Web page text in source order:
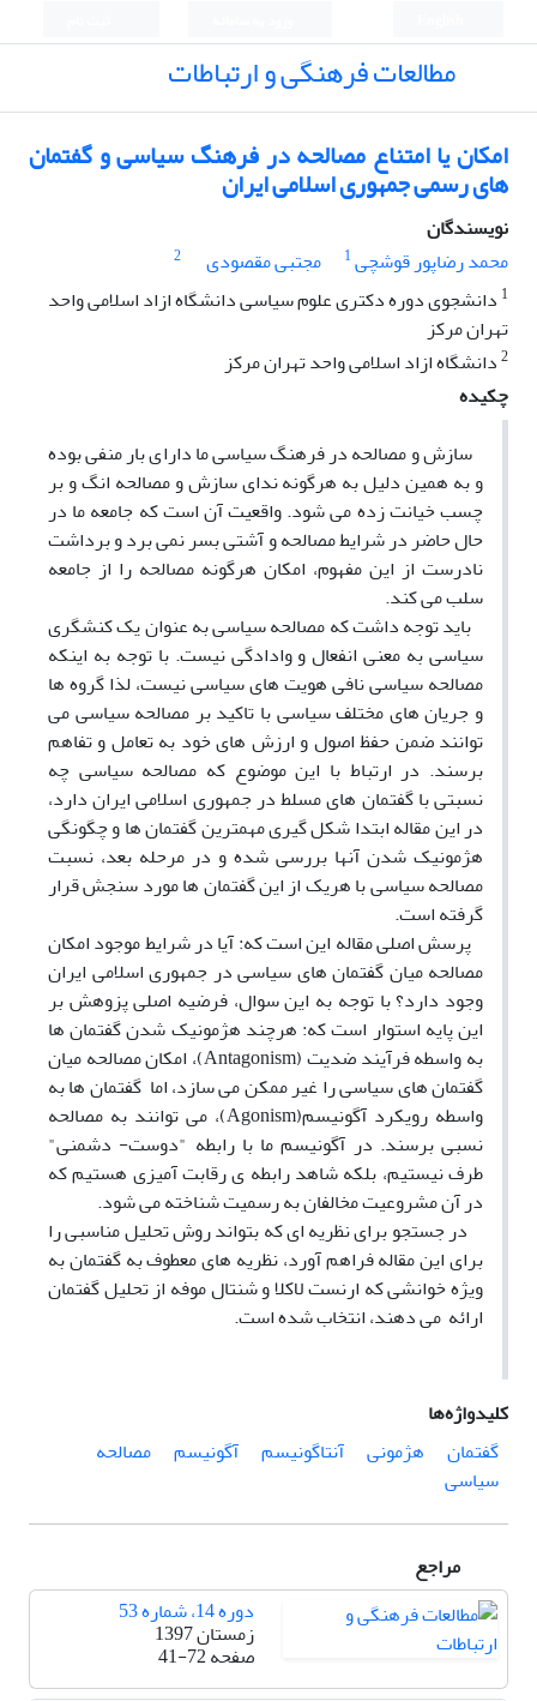
مطالعات فرهنگی و ارتباطات
امکان یا امتناع مصالحه در فرهنگ سیاسی و گفتمان
های رسمی جمهوری اسلامی ایران
نویسندگان
محمد رضاپور قوشچی1 مجتبی مقصودی
2
1 دانشجوی دوره دکتری علوم سیاسی دانشگاه ازاد اسلامی واحد
تهران مرکز
2دانشگاه ازاد اسلامی واحد تهران مرکز
چکیده
سازش و مصالحه در فرهنگ سیاسی ما دارای بار منفی بوده
و به همین دلیل به هرگونه ندای سازش و مصالحه انگ و بر
چسب خیانت زده می شود. واقعیت آن است که جامعه ما در
حال حاضر در شرایط مصالحه و آشتی بسر نمی برد و برداشت
نادرست از این مفهوم، امکان هرگونه مصالحه را از جامعه
سلب می کند.
باید توجه داشت که مصالحه سیاسی به عنوان یک کنشگری
سیاسی به معنی انفعال و وادادگی نیست. با توجه به اینکه
مصالحه سیاسی نافی هویت های سیاسی نیست، لذا گروه ها
و جریان های مختلف سیاسی با تاکید بر مصالحه سیاسی می
توانند ضمن حفظ اصول و ارزش های خود به تعامل و تفاهم
برسند. در ارتباط با این موضوع که مصالحه سیاسی چه
نسبتی با گفتمان های مسلط در جمهوری اسلامی ایران دارد،
در این مقاله ابتدا شکل گیری مهمترین گفتمان ها و چگونگی
هژمونیک شدن آنها بررسی شده و در مرحله بعد، نسبت
مصالحه سیاسی با هریک از این گفتمان ها مورد سنجش قرار
گرفته است.
پرسش اصلی مقاله این است که: آیا در شرایط موجود امکان
مصالحه میان گفتمان های سیاسی در جمهوری اسلامی ایران
وجود دارد؟ با توجه به این سوال، فرضیه اصلی پزوهش بر
این پایه استوار است که: هرچند هژمونیک شدن گفتمان ها
به واسطه فرآیند ضدیت (Antagonism)، امکان مصالحه میان
گفتمان های سیاسی را غیر ممکن می سازد، اما گفتمان ها به
واسطه رویکرد آگونیسم(Agonism)، می توانند به مصالحه
نسبی برسند. در آگونیسم ما با رابطه "دوست- دشمنی"
طرف نیستیم، بلکه شاهد رابطه ی رقابت آمیزی هستیم که
در آن مشروعیت مخالفان به رسمیت شناخته می شود.
در جستجو برای نظریه ای که بتواند روش تحلیل مناسبی را
برای این مقاله فراهم آورد، نظریه های معطوف به گفتمان به
ویژه خوانشی که ارنست لاکلا و شنتال موفه از تحلیل گفتمان
ارائه می دهند، انتخاب شده است.
کلیدواژه‌ها
گفتمان
هژمونی آنتاگونیسم آگونیسم
مصالحه
سیاسی
مراجع
دوره 14، شماره 53
زمستان 1397
صفحه41-72